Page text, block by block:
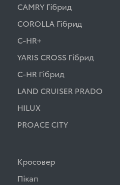
CAMRY Гібрид
COROLLA Гібрид
C-HR+
YARIS CROSS Гібрид
C-HR Гібрид
LAND CRUISER PRADO
HILUX
PROACE CITY
Кросовер
Пікап